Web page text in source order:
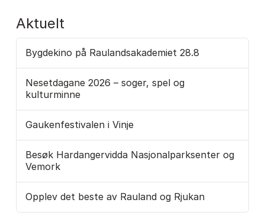
Aktuelt
Bygdekino på Raulandsakademiet 28.8
Nesetdagane 2026 – soger, spel og
kulturminne
Gaukenfestivalen i Vinje
Besøk Hardangervidda Nasjonalparksenter og
Vemork
Opplev det beste av Rauland og Rjukan